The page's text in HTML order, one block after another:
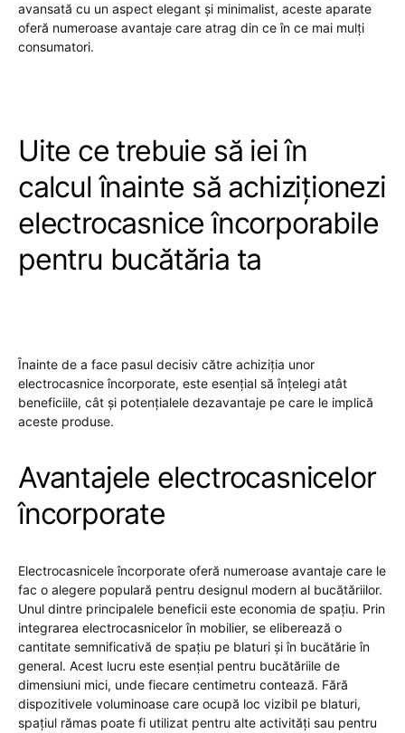
avansată cu un aspect elegant și minimalist, aceste aparate
oferă numeroase avantaje care atrag din ce în ce mai mulți
consumatori.
Uite ce trebuie să iei în
calcul înainte să achiziționezi
electrocasnice încorporabile
pentru bucătăria ta
Înainte de a face pasul decisiv către achiziția unor
electrocasnice încorporate, este esențial să înțelegi atât
beneficiile, cât și potențialele dezavantaje pe care le implică
aceste produse.
Avantajele electrocasnicelor
încorporate
Electrocasnicele încorporate oferă numeroase avantaje care le
fac o alegere populară pentru designul modern al bucătăriilor.
Unul dintre principalele beneficii este economia de spațiu. Prin
integrarea electrocasnicelor în mobilier, se eliberează o
cantitate semnificativă de spațiu pe blaturi și în bucătărie în
general. Acest lucru este esențial pentru bucătăriile de
dimensiuni mici, unde fiecare centimetru contează. Fără
dispozitivele voluminoase care ocupă loc vizibil pe blaturi,
spațiul rămas poate fi utilizat pentru alte activități sau pentru